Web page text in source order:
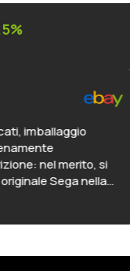
imballaggio
nel merito, si
Sega nella
ed è